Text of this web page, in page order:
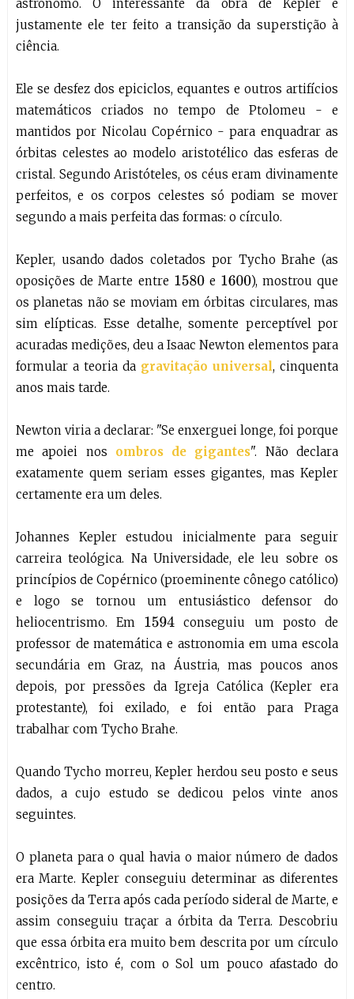
astrônomo. O interessante da obra de Kepler é
justamente ele ter feito a transição da superstição à
ciência.
Ele se desfez dos epiciclos, equantes e outros artifícios
matemáticos criados no tempo de Ptolomeu - e
mantidos por Nicolau Copérnico - para enquadrar as
órbitas celestes ao modelo aristotélico das esferas de
cristal. Segundo Aristóteles, os céus eram divinamente
perfeitos, e os corpos celestes só podiam se mover
segundo a mais perfeita das formas: o círculo.
Kepler, usando dados coletados por Tycho Brahe (as
oposições de Marte entre 1580e 1600), mostrou que
os planetas não se moviam em órbitas circulares, mas
sim elípticas. Esse detalhe, somente perceptível por
acuradas medições, deu a Isaac Newton elementos para
formular a teoria da gravitação universal, cinquenta
anos mais tarde.
Newton viria a declarar: "Se enxerguei longe, foi porque
me apoiei nos ombros de gigantes". Não declara
exatamente quem seriam esses gigantes, mas Kepler
certamente era um deles.
Johannes Kepler estudou inicialmente para seguir
carreira teológica. Na Universidade, ele leu sobre os
princípios de Copérnico (proeminente cônego católico)
e logo se tornou um entusiástico defensor do
heliocentrismo. Em 1594
conseguiu um posto de
professor de matemática e astronomia em uma escola
secundária em Graz, na Áustria, mas poucos anos
depois, por pressões da Igreja Católica (Kepler era
protestante), foi exilado, e foi então para Praga
trabalhar com Tycho Brahe.
Quando Tycho morreu, Kepler herdou seu posto e seus
dados, a cujo estudo se dedicou pelos vinte anos
seguintes.
O planeta para o qual havia o maior número de dados
era Marte. Kepler conseguiu determinar as diferentes
posições da Terra após cada período sideral de Marte, e
assim conseguiu traçar a órbita da Terra. Descobriu
que essa órbita era muito bem descrita por um círculo
excêntrico, isto é, com o Sol um pouco afastado do
centro.